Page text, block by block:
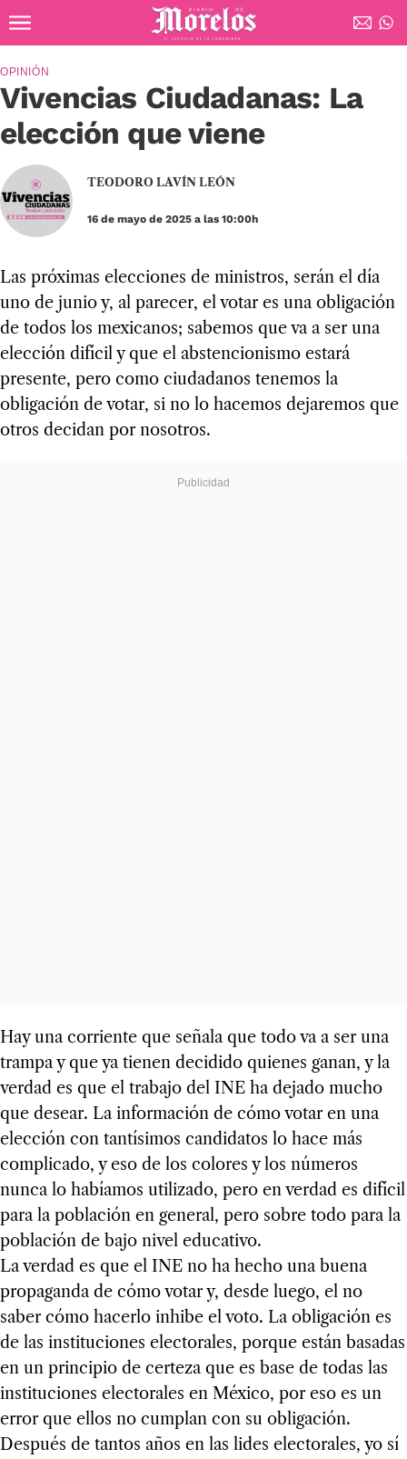
Diario de Morelos
Vivencias Ciudadanas: La
elección que viene
OPINIÓN
TEODORO LAVÍN LEÓN
16 de mayo de 2025 a las 10:00h
Las próximas elecciones de ministros, serán el día
uno de junio y, al parecer, el votar es una obligación
de todos los mexicanos; sabemos que va a ser una
elección difícil y que el abstencionismo estará
presente, pero como ciudadanos tenemos la
obligación de votar, si no lo hacemos dejaremos que
otros decidan por nosotros.
Hay una corriente que señala que todo va a ser una
trampa y que ya tienen decidido quienes ganan, y la
verdad es que el trabajo del INE ha dejado mucho
que desear. La información de cómo votar en una
elección con tantísimos candidatos lo hace más
complicado, y eso de los colores y los números
nunca lo habíamos utilizado, pero en verdad es difícil
para la población en general, pero sobre todo para la
población de bajo nivel educativo.
La verdad es que el INE no ha hecho una buena
propaganda de cómo votar y, desde luego, el no
saber cómo hacerlo inhibe el voto. La obligación es
de las instituciones electorales, porque están basadas
en un principio de certeza que es base de todas las
instituciones electorales en México, por eso es un
error que ellos no cumplan con su obligación.
Después de tantos años en las lides electorales, yo sí